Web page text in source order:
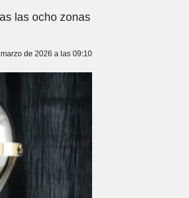
las ocho zonas
de 2026 a las 09:10